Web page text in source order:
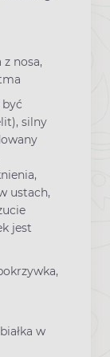
nosa,
silny
ustach,
jest
w